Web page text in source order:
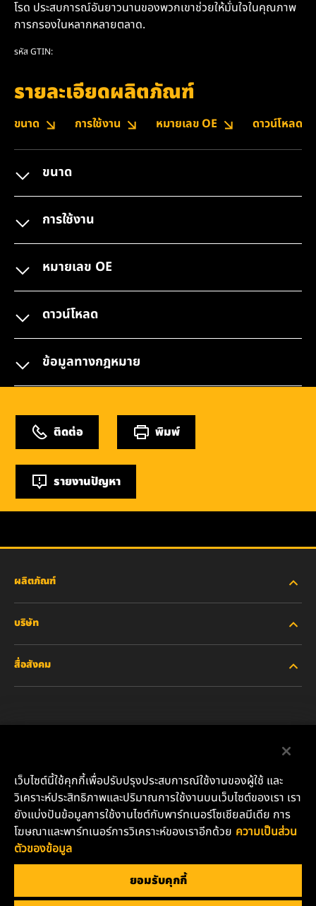
โรด ประสบการณ์อันยาวนานของพวกเขาช่วยให้มั่นใจในคุณภาพ
การกรองในหลากหลายตลาด.
รหัส GTIN:
รายละเอียดผลิตภัณฑ์
ขนาด การใช้งาน หมายเลข OE ดาวน์โหลด
ขนาด
การใช้งาน
หมายเลข OE
ดาวน์โหลด
ข้อมูลทางกฎหมาย
ติดต่อ พิมพ์
รายงานปัญหา
ผลิตภัณฑ์
รถยนต์ส่วนบุคคลและรถบรรทุกงานเบา
น้ำมันหล่อลื่น
บริษัท
ตำแหน่งงาน
ความเป็นส่วนตัวของข้อมูล
ประกาศด้านกฎหมาย
สื่อสังคม
YouTube
บริษัท มันน์ แอนด์ ฮุมเมิล (ประเทศไทย) จำกัด
เลขที่ 152 อาคารชาร์เตอร์ สแควร์ ห้องเลขที่ 11-06 ชั้น 11 ถนน
สาทรเหนือ แขวงสีลม เขตบางรัก กรุงเทพมหานคร 10500
อีเมล: TH.info@mann-hummel.com
เว็บไซต์นี้ใช้คุกกี้เพื่อปรับปรุงประสบการณ์ใช้งานของผู้ใช้ และ
วิเคราะห์ประสิทธิภาพและปริมาณการใช้งานบนเว็บไซต์ของเรา เรา
ยังแบ่งปันข้อมูลการใช้งานไซต์กับพาร์ทเนอร์โซเชียลมีเดีย การ
โฆษณาและพาร์ทเนอร์การวิเคราะห์ของเราอีกด้วย ความเป็นส่วน
ตัวของข้อมูล
ยอมรับคุกกี้